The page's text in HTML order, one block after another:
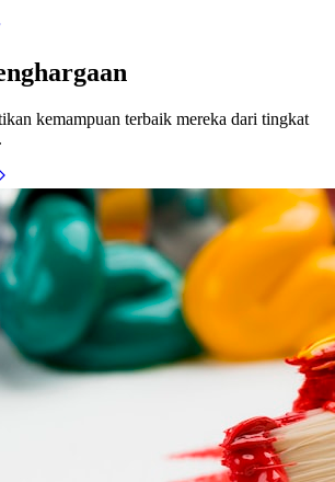
kemampuan terbaik mereka dari tingkat